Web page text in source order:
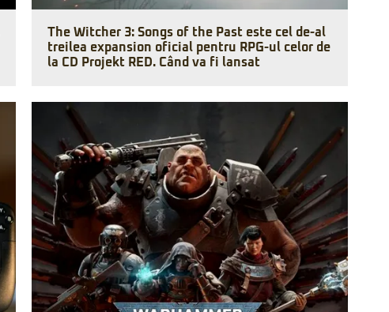
The Witcher 3: Songs of the Past este cel de-al
treilea expansion oficial pentru RPG-ul celor de
la CD Projekt RED. Când va fi lansat